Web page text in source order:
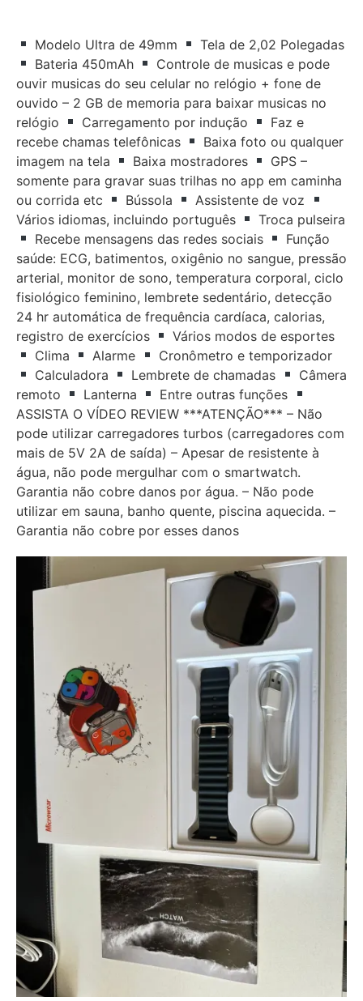
Modelo Ultra de 49mm
Tela de 2,02 Polegadas
Bateria 450mAh
Controle de musicas e pode
ouvir musicas do seu celular no relógio + fone de
ouvido – 2 GB de memoria para baixar musicas no
relógio
Carregamento por indução
Faz e
recebe chamas telefônicas
Baixa foto ou qualquer
imagem na tela
Baixa mostradores
GPS –
somente para gravar suas trilhas no app em caminha
ou corrida etc
Bússola
Assistente de voz
Vários idiomas, incluindo português
Troca pulseira
Recebe mensagens das redes sociais
Função
saúde: ECG, batimentos, oxigênio no sangue, pressão
arterial, monitor de sono, temperatura corporal, ciclo
fisiológico feminino, lembrete sedentário, detecção
24 hr automática de frequência cardíaca, calorias,
registro de exercícios
Vários modos de esportes
Clima
Alarme
Cronômetro e temporizador
Calculadora
Lembrete de chamadas
Câmera
remoto
Lanterna
Entre outras funções
ASSISTA O VÍDEO REVIEW ***ATENÇÃO*** – Não
pode utilizar carregadores turbos (carregadores com
mais de 5V 2A de saída) – Apesar de resistente à
água, não pode mergulhar com o smartwatch.
Garantia não cobre danos por água. – Não pode
utilizar em sauna, banho quente, piscina aquecida. –
Garantia não cobre por esses danos